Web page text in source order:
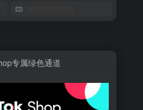
专属绿色通道